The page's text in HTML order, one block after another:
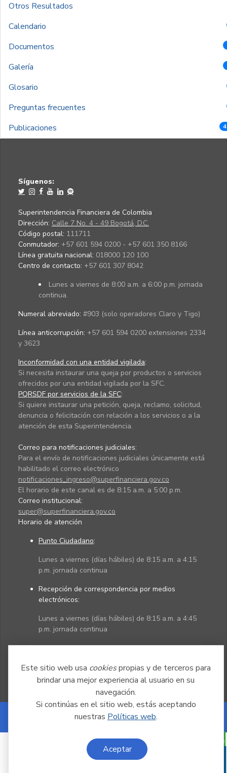
Este sitio web usa cookiespropias y de terceros para
brindar una mejor experiencia al usuario en su
navegación.
Si continúas en el sitio web, estás aceptando
nuestras Políticas web.
Aceptar
Otros Resultados
Calendario
Documentos
Galería
Glosario
Preguntas frecuentes
Publicaciones
Síguenos:
Superintendencia Financiera de Colombia
Dirección: Calle 7 No. 4 - 49 Bogotá, D.C.
Código postal: 111711
Conmutador: +57 601 594 0200 - +57 601 350 8166
Línea gratuita nacional: 018000 120 100
Centro de contacto: +57 601 307 8042
Lunes a viernes de 8:00 a.m. a 6:00 p.m. jornada
continua.
Numeral abreviado: #903 (solo operadores Claro y Tigo)
Línea anticorrupción: +57 601 594 0200 extensiones 2334
y 3623
Inconformidad con una entidad vigilada:
Si necesita instaurar una queja por productos o servicios
ofrecidos por una entidad vigilada por la SFC.
PQRSDF por servicios de la SFC:
Si quiere instaurar una petición, queja, reclamo, solicitud,
denuncia o felicitación con relación a los servicios o a la
atención de esta Superintendencia.
Correo para notificaciones judiciales:
Para el envío de notificaciones judiciales únicamente está
habilitado el correo electrónico
notificaciones_ingreso@superfinanciera.gov.co
El horario de este canal es de 8:15 a.m. a 5:00 p.m.
Correo institucional:
super@superfinanciera.gov.co
Horario de atención
Punto Ciudadano:
Lunes a viernes (días hábiles) de 8:15 a.m. a 4:15
p.m. jornada continua
Recepción de correspondencia por medios
electrónicos:
Lunes a viernes (días hábiles) de 8:15 a.m. a 4:45
p.m. jornada continua
Powered by Nexura